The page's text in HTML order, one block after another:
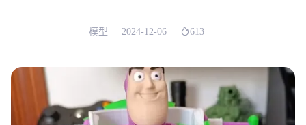
模型 2024-12-06 613